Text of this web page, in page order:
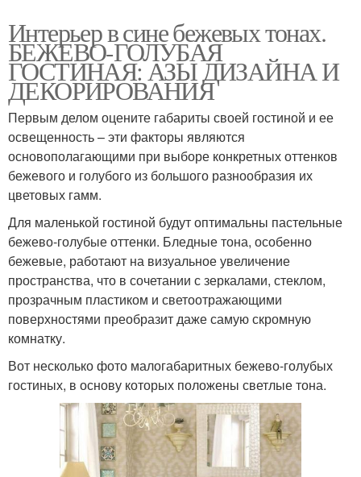
Интерьер в сине бежевых тонах.
БЕЖЕВО-ГОЛУБАЯ
ГОСТИНАЯ: АЗЫ ДИЗАЙНА И
ДЕКОРИРОВАНИЯ
Первым делом оцените габариты своей гостиной и ее
освещенность – эти факторы являются
основополагающими при выборе конкретных оттенков
бежевого и голубого из большого разнообразия их
цветовых гамм.
Для маленькой гостиной будут оптимальны пастельные
бежево-голубые оттенки. Бледные тона, особенно
бежевые, работают на визуальное увеличение
пространства, что в сочетании с зеркалами, стеклом,
прозрачным пластиком и светоотражающими
поверхностями преобразит даже самую скромную
комнатку.
Вот несколько фото малогабаритных бежево-голубых
гостиных, в основу которых положены светлые тона.